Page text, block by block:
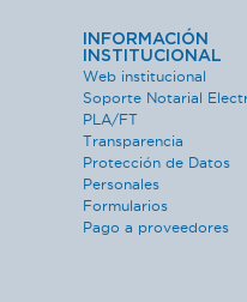
INFORMACIÓN
INSTITUCIONAL
Web institucional
Soporte Notarial
PLA/FT
Transparencia
Protección de Datos
Personales
Formularios
Pago a proveedores